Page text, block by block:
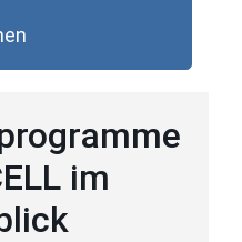
im